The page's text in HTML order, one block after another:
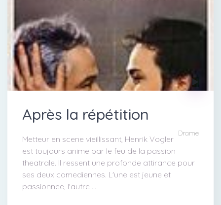
Après la répétition
Drame
Metteur en scene vieillissant, Henrik Vogler
est toujours anime par le feu de la passion
theatrale. Il ressent une profonde attirance pour
ses deux comediennes. L'une est jeune et
passionnee, l'autre ...